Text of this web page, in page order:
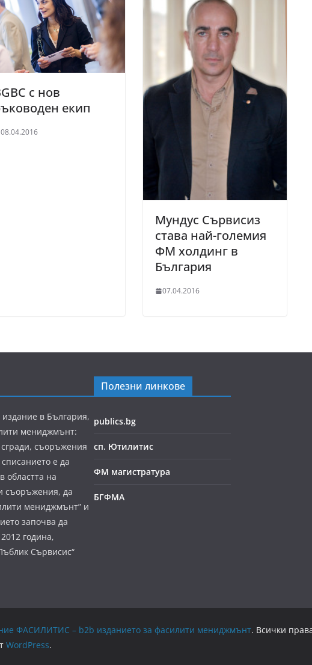
с нов
екип
08.04.2016
Мундус Сървисиз
става най-големия
ФМ холдинг в
България
07.04.2016
издание в България,
мениджмънт:
съоръжения
е да
областта на
съоръжения, да
мениджмънт” и
започва да
година,
Сървисис“
Полезни линкове
publics.bg
сп. Ютилитис
ФМ магистратура
БГФМА
ФАСИЛИТИС – b2b изданието за фасилити мениджмънт. Всички
WordPress.